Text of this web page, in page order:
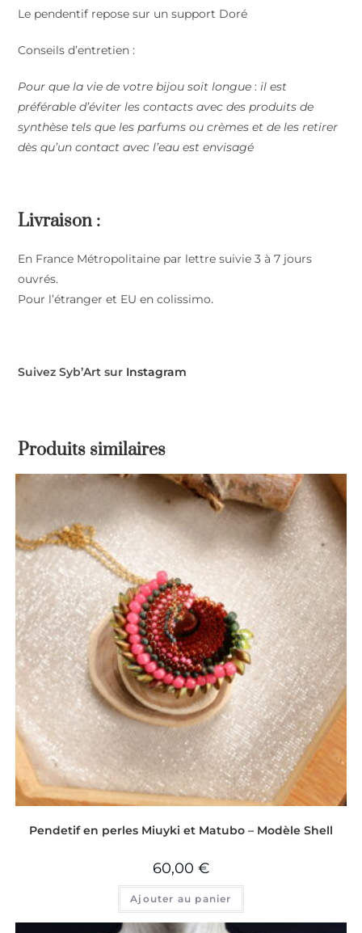
Le pendentif repose sur un support Doré
Conseils d’entretien :
Pour que la vie de votre bijou soit longue : il est
préférable d’éviter les contacts avec des produits de
synthèse tels que les parfums ou crèmes et de les retirer
dès qu’un contact avec l’eau est envisagé
Livraison :
En France Métropolitaine par lettre suivie 3 à 7 jours
ouvrés.
Pour l’étranger et EU en colissimo.
Suivez Syb’Art sur Instagram
Produits similaires
Pendetif en perles Miuyki et Matubo – Modèle Shell
60,00 €
Ajouter au panier